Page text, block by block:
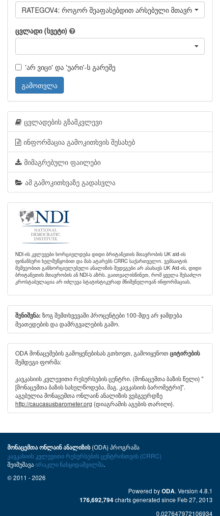
RATEGOV4: როგორ შეაფასებდით არსებული მთავრობის
ცვლადი (სვეტი)
'არ ვიცი' და 'უარი'-ს გარეშე
გამოთვლა
ცვლადების გზამკვლევი
ინფორმაცია გამოკითხვის შესახებ
მიმაგრებული ფაილები
ამ გამოკითხვაზე გადასვლა
NDI-ის კვლევები ხორციელდება დიდი ბრიტანეთის მთავრობის UK aid-ის
ფინანსური ხელშეწყობით და მას ატარებს CRRC საქართველო. ვებსაიტის
მეშვეობით განხორციელებული ანალიზის შედეგები არ ასახავს UK Aid-ის, დიდი
ბრიტანეთის მთავრობის ან NDI-ს აზრს. გაითვალისწინეთ, რომ ყველა შესაძლო
კროსტაბულაცია არ იძლევა სტატისტიკურად მნიშვნელოვან ინფორმაციას.
შენიშვნა: ზოგ შემთხვევაში პროცენტები 100-მდე არ ჯამდება
მეათედების და დამრგვალების გამო.
ODA მონაცემების გამოყენებისას გთხოვთ, გამოიყენოთ ციტირების
შემდეგი ფორმა:
კავკასიის კვლევითი რესურსების ცენტრი. (მონაცემთა ბაზის წელი) "
[მონაცემთა ბაზის სახელწოდება, მაგ. კავკასიის ბარომეტრი]".
აგებულია მონაცემთა ონლაინ ანალიზის ვებგვერდზე
http://caucasusbarometer.org {დიაგრამის აგების თარიღი}.
მონაცემთა ონლაინ ანალიზის(ODA) პროგრამა
კავკასიის კვლევითი რესურსების ცენტრისთვის (CRRC)
შეიმუშავაირაკლი ნასყიდაშვილმა.
© 2011 - 2026
Powered byODA. Version 4.8.1
176,692,794charts generated since Feb 27, 2013
0.027647972106934